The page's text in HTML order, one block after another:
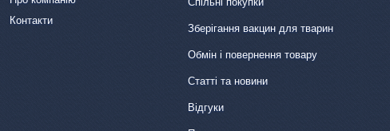
Контакти
Зберігання вакцин для тварин
Обмін і повернення товару
Статті та новини
Відгуки